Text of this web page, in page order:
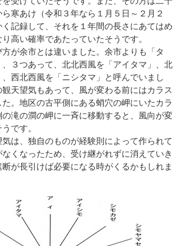
寒あけ（令和３年なら１月５日～２月２
記録して、それを１年間の長さにあてはめ
高い確率であたっていたそうです。
が余市とは違いました。余市よりも「タ
３つあって、北北西風を「アイタマ」、北
西北西風を「ニシタマ」と呼んでいまし
天望気もあって、風が変わる前にはカラス
。地区の古平側にある蛸穴の岬にいたカラ
滝の澗の岬に一斉に移動すると、風向が変
です。
は、独自のものが経験則によって作られて
くなったため、受け継がれずに消えていき
が長引けば必要になる時がくるかもしれま